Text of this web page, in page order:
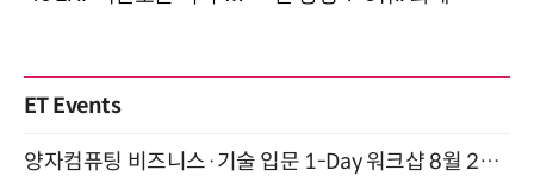
ET Events
양자컴퓨팅 비즈니스·기술 입문 1-Day 워크샵 8월 28일 개최